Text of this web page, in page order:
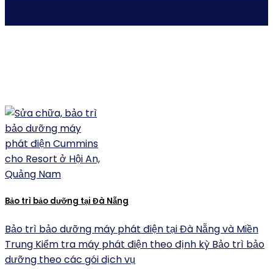
Bảo trì bảo dưỡng tại Đà Nẵng
Bảo trì bảo dưỡng máy phát điện tại Đà Nẵng và Miền
Trung Kiểm tra máy phát điện theo định kỳ Bảo trì bảo
dưỡng theo các gói dịch vụ